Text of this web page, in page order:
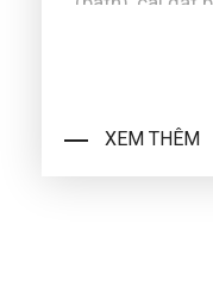
XEM THÊM